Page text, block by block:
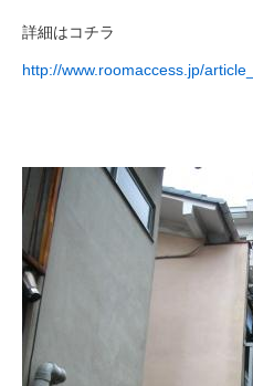
詳細はコチラ
http://www.roomaccess.jp/